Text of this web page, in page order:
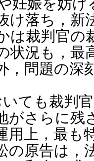
け落ち，新
は裁判官の
状況も，最
，問題の深
ても裁判
がさらに残
用上，最も
の原告は，